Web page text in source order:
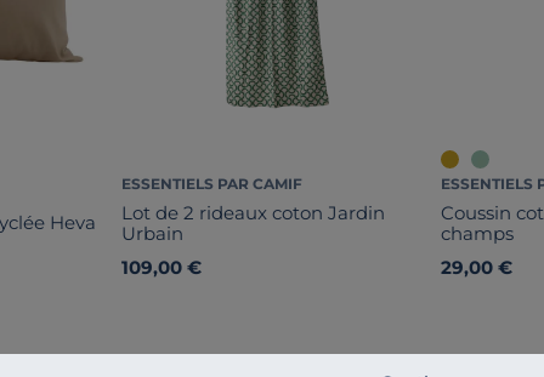
Heva
ESSENTIELS PAR CAMIF
Lot de 2 rideaux coton Jardin
Urbain
109,00 €
ESSENTIELS
Coussin
champs
29,00 €